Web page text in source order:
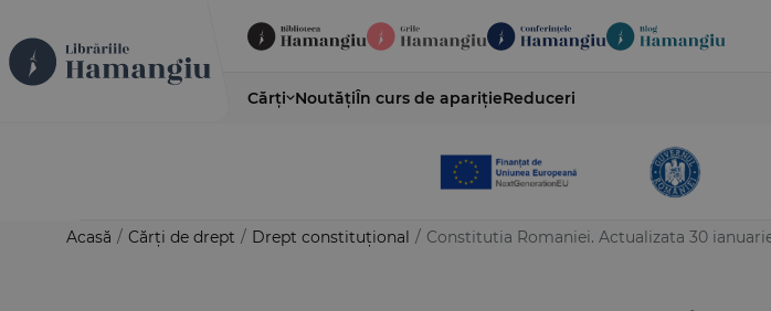
Cărți NoutățiÎn curs de aparițieReduceri
Acasă / Cărți de drept / Drept constituțional / Constitutia Romaniei. Actualizata 30